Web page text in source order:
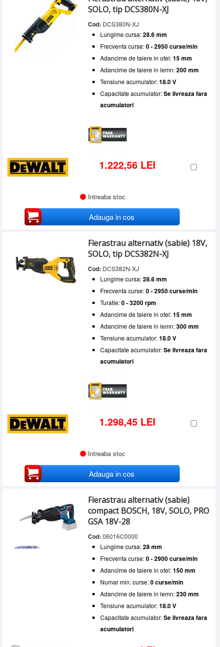
SOLO, tip DCS380N-XJ
Cod: DCS380N-XJ
Lungime cursa:28.6 mm
Frecventa curse:0 - 2950 curse/min
Adancime de taiere in otel:15 mm
Adancime de taiere in lemn:200 mm
Tensiune acumulator:18.0 V
Capacitate acumulator:Se livreaza fara
acumulatori
1.222,56 LEI
Intreaba stoc
Adauga in cos
Fierastrau alternativ (sabie) 18V,
SOLO, tip DCS382N-XJ
Cod: DCS382N-XJ
Lungime cursa:28.6 mm
Frecventa curse:0 - 2950 curse/min
Turatie:0 - 3200 rpm
Adancime de taiere in otel:15 mm
Adancime de taiere in lemn:300 mm
Tensiune acumulator:18.0 V
Capacitate acumulator:Se livreaza fara
acumulatori
1.298,45 LEI
Intreaba stoc
Adauga in cos
Fierastrau alternativ (sabie)
compact BOSCH, 18V, SOLO, PRO
GSA 18V-28
Cod: 06016C0000
Lungime cursa:28 mm
Frecventa curse:0 - 2900 curse/min
Adancime de taiere in otel:150 mm
Numar min. curse:0 curse/min
Adancime de taiere in lemn:230 mm
Tensiune acumulator:18.0 V
Capacitate acumulator:Se livreaza fara
acumulatori